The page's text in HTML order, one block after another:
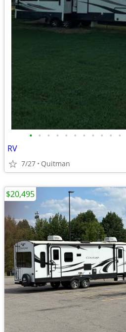
• • • • • • • • • • •
RV
7/27 Quitman
$20,495